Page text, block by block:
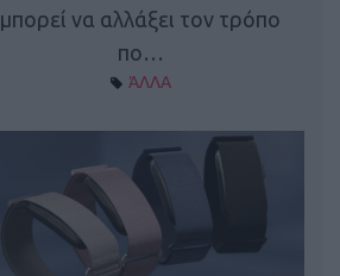
μπορεί να αλλάξει τον τρόπο
πο…
ΆΛΛΑ